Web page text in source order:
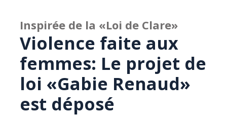
Inspirée de la «Loi de Clare»
Violence faite aux
femmes: Le projet de
loi «Gabie Renaud»
est déposé